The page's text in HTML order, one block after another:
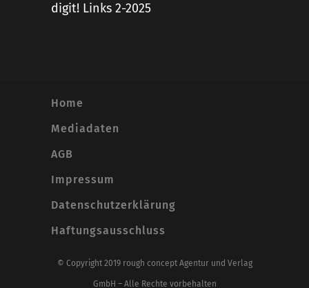
digit! Links 2-2025
Home
Mediadaten
AGB
Impressum
Datenschutzerklärung
Haftungsausschluss
© Copyright 2019 rough concept Agentur und Verlag
GmbH – Alle Rechte vorbehalten